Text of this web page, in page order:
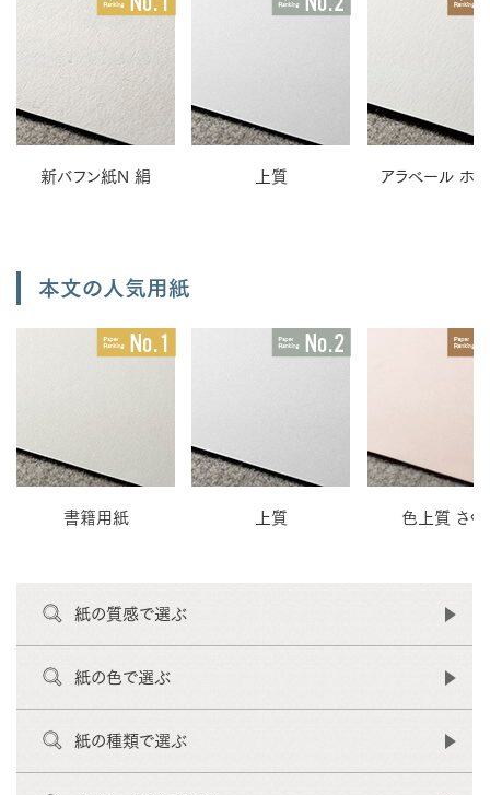
新バフン紙N 絹 上質 アラベール ホワ
本文の人気用紙
書籍用紙 上質 色上質 さく
紙の質感で選ぶ
紙の色で選ぶ
紙の種類で選ぶ